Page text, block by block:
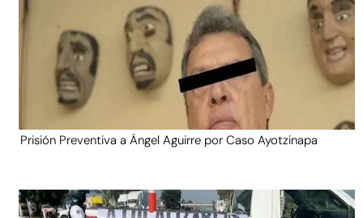
Prisión Preventiva a Ángel Aguirre por Caso Ayotzinapa